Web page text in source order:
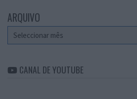
ARQUIVO
Arquivo
CANAL DE YOUTUBE